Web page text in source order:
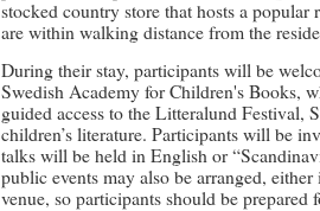
stocked country store that hosts a
are within walking distance from the
During their stay, participants will be
Swedish Academy for Children's Books,
guided access to the Litteralund Festival,
children’s literature. Participants will be
talks will be held in English or
public events may also be arranged,
venue, so participants should be